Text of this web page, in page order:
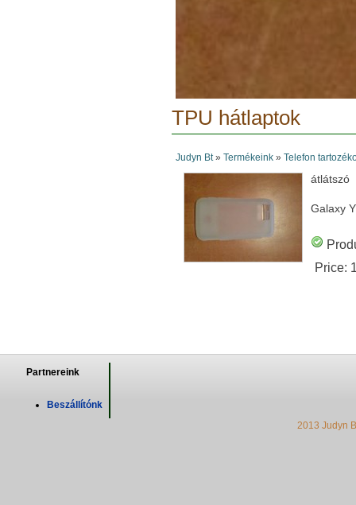
TPU hátlaptok
Judyn Bt» Termékeink» Telefon
átlátszó
Galaxy
Price:
Partnereink
Beszállítónk
2013 Judyn